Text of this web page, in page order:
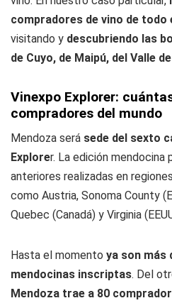
compradores de vino de todo
visitando y descubriendo las
de Cuyo, de Maipú, del Valle
Vinexpo Explorer:
compradores del mundo
Mendoza será sede del sexto
Explorer. La edición mendocina
anteriores realizadas en
como Austria, Sonoma County
Quebec (Canadá) y Virginia
Hasta el momento ya son más
mendocinas inscriptas. Del
Mendoza trae a 80